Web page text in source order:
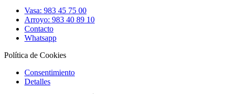
Vasa: 983 45 75 00
Arroyo: 983 40 89 10
Contacto
Whatsapp
Política de Cookies
Consentimiento
Detalles